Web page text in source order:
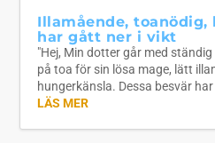
Illamående, toanödig,
har gått ner i vikt
"Hej, Min dotter går med
på toa för sin lösa mage, lätt
hungerkänsla. Dessa besvär
LÄS MER